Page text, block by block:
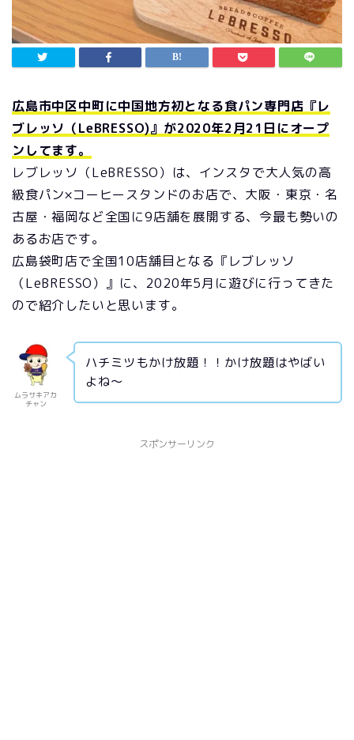
広島市中区中町に中国地方初となる食パン専門店『レ
ブレッソ（LeBRESSO)』が2020年2月21日にオープ
ンしてます。
レブレッソ（LeBRESSO）は、インスタで大人気の高
級食パン×コーヒースタンドのお店で、大阪・東京・名
古屋・福岡など全国に9店舗を展開する、今最も勢いの
あるお店です。
広島袋町店で全国10店舗目となる『レブレッソ
（LeBRESSO）』に、2020年5月に遊びに行ってきた
ので紹介したいと思います。
ムラサキアカ
チャン
ハチミツもかけ放題！！かけ放題はやばい
よね～
スポンサーリンク